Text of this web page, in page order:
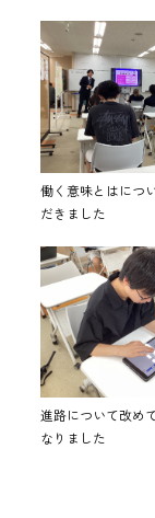
働く意味とはにつ
だきました
進路について改め
なりました